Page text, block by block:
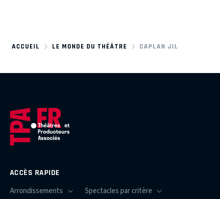
ACCUEIL LE MONDE DU THÉÂTRE CAPLAN JIL
ACCÈS RAPIDE